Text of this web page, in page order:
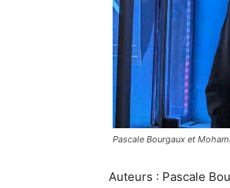
Pascale Bourgaux et
Auteurs : Pascale